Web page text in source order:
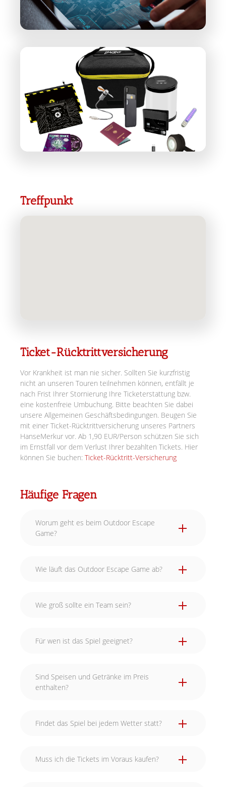
Treffpunkt
Ticket-Rücktrittversicherung
Vor Krankheit ist man nie sicher. Sollten Sie kurzfristig
nicht an unseren Touren teilnehmen können, entfällt je
nach Frist Ihrer Stornierung Ihre Ticketerstattung bzw.
eine kostenfreie Umbuchung. Bitte beachten Sie dabei
unsere Allgemeinen Geschäftsbedingungen. Beugen Sie
mit einer Ticket-Rücktrittversicherung unseres Partners
HanseMerkur vor. Ab 1,90 EUR/Person schützen Sie sich
im Ernstfall vor dem Verlust Ihrer bezahlten Tickets. Hier
können Sie buchen: Ticket-Rücktritt-Versicherung
Häufige Fragen
Worum geht es beim Outdoor Escape
Game?
Wie läuft das Outdoor Escape Game ab?
Wie groß sollte ein Team sein?
Für wen ist das Spiel geeignet?
Sind Speisen und Getränke im Preis
enthalten?
Findet das Spiel bei jedem Wetter statt?
Muss ich die Tickets im Voraus kaufen?